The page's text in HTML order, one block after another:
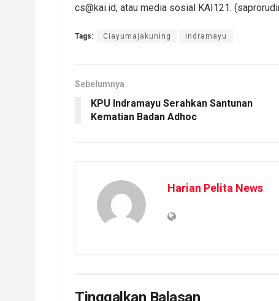
cs@kai.id, atau media sosial KAI121.
Tags: Ciayumajakuning Indramayu
Sebelumnya
KPU Indramayu Serahkan Santunan
Kematian Badan Adhoc
Harian Pelita News
Tinggalkan Balasan